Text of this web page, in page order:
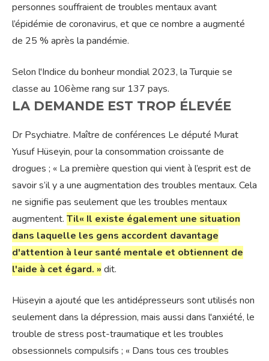
personnes souffraient de troubles mentaux avant
l’épidémie de coronavirus, et que ce nombre a augmenté
de 25 % après la pandémie.
Selon l'Indice du bonheur mondial 2023, la Turquie se
classe au 106ème rang sur 137 pays.
LA DEMANDE EST TROP ÉLEVÉE
Dr Psychiatre. Maître de conférences Le député Murat
Yusuf Hüseyin, pour la consommation croissante de
drogues ; « La première question qui vient à l’esprit est de
savoir s’il y a une augmentation des troubles mentaux. Cela
ne signifie pas seulement que les troubles mentaux
augmentent. Til« Il existe également une situation
dans laquelle les gens accordent davantage
d'attention à leur santé mentale et obtiennent de
l'aide à cet égard. » dit.
Hüseyin a ajouté que les antidépresseurs sont utilisés non
seulement dans la dépression, mais aussi dans l'anxiété, le
trouble de stress post-traumatique et les troubles
obsessionnels compulsifs ; « Dans tous ces troubles